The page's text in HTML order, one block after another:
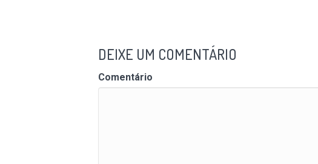
DEIXE UM COMENTÁRIO
Comentário